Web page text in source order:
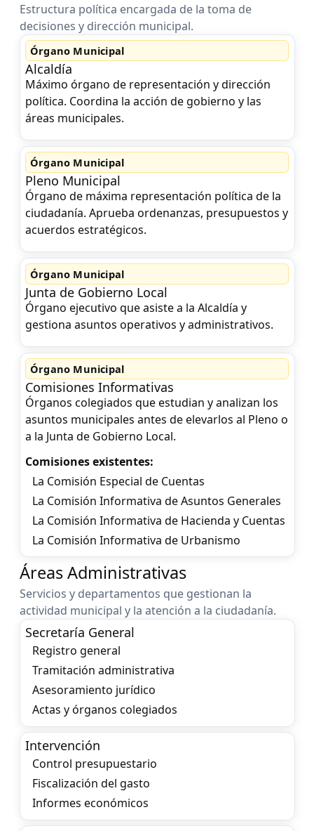
Estructura política encargada de la toma de
decisiones y dirección municipal.
Órgano Municipal
Alcaldía
Máximo órgano de representación y dirección
política. Coordina la acción de gobierno y las
áreas municipales.
Órgano Municipal
Pleno Municipal
Órgano de máxima representación política de la
ciudadanía. Aprueba ordenanzas, presupuestos y
acuerdos estratégicos.
Órgano Municipal
Junta de Gobierno Local
Órgano ejecutivo que asiste a la Alcaldía y
gestiona asuntos operativos y administrativos.
Órgano Municipal
Comisiones Informativas
Órganos colegiados que estudian y analizan los
asuntos municipales antes de elevarlos al Pleno o
a la Junta de Gobierno Local.
Comisiones existentes:
La Comisión Especial de Cuentas
La Comisión Informativa de Asuntos Generales
La Comisión Informativa de Hacienda y Cuentas
La Comisión Informativa de Urbanismo
Áreas Administrativas
Servicios y departamentos que gestionan la
actividad municipal y la atención a la ciudadanía.
Secretaría General
Registro general
Tramitación administrativa
Asesoramiento jurídico
Actas y órganos colegiados
Intervención
Control presupuestario
Fiscalización del gasto
Informes económicos